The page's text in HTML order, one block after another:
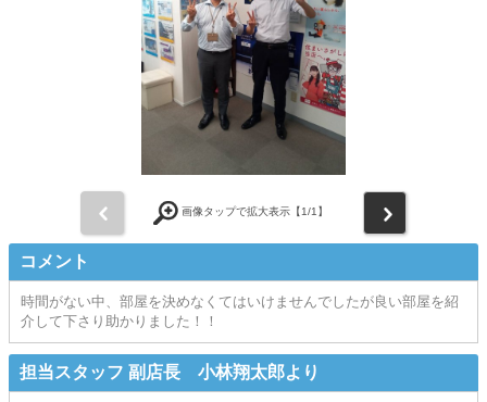
画像タップで拡大表示【1/1】
コメント
時間がない中、部屋を決めなくてはいけませんでしたが良い部屋を紹
介して下さり助かりました！！
担当スタッフ 副店長 小林翔太郎より